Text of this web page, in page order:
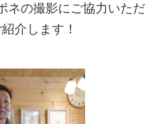
ネの撮影にご協力いただ
介します！